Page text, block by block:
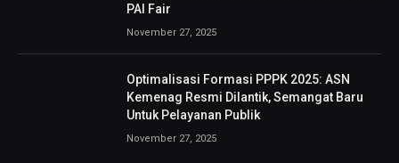
PAI Fair
November 27, 2025
Optimalisasi Formasi PPPK 2025: ASN
Kemenag Resmi Dilantik, Semangat Baru
Untuk Pelayanan Publik
November 27, 2025